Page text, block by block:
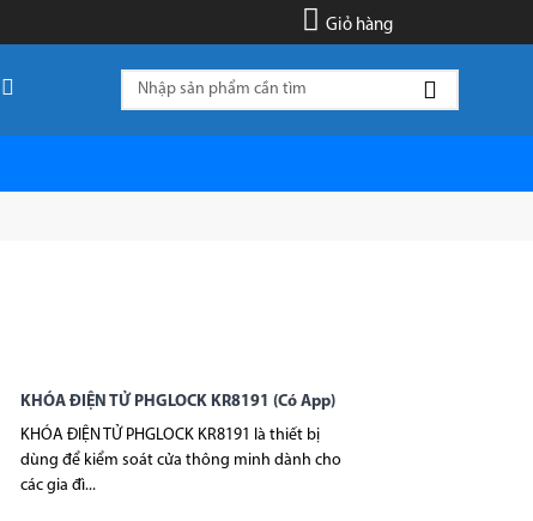
Giỏ hàng
KHÓA ĐIỆN TỬ PHGLOCK KR8191 (Có App)
KHÓA ĐIỆN TỬ PHGLOCK KR8191 là thiết bị
dùng để kiểm soát cửa thông minh dành cho
các gia đì...